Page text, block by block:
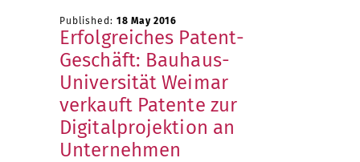
Published: 18 May 2016
Erfolgreiches Patent-
Geschäft: Bauhaus-
Universität Weimar
verkauft Patente zur
Digitalprojektion an
Unternehmen